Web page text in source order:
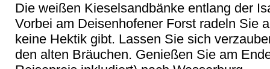
Die weißen Kieselsandbänke entlang der
Vorbei am Deisenhofener Forst radeln Sie
keine Hektik gibt. Lassen Sie sich
den alten Bräuchen. Genießen Sie am